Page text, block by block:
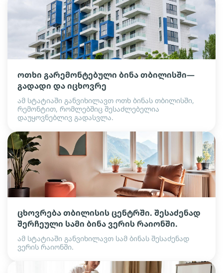
ოთხი გარემონტებული ბინა თბილისში—
გადადი და იცხოვრე
ამ სტატიაში განვიხილავთ ოთხ ბინას თბილისში,
რემონტით, რომლებშიც შესაძლებელია
დაუყოვნებლივ გადასვლა.
ცხოვრება თბილისის ცენტრში. შესაძენად
შერჩეული სამი ბინა ვერის რაიონში.
ამ სტატიაში განვიხილავთ სამ ბინას შესაძენად
ვერის რაიონში.